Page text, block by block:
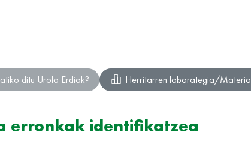
ditu Urola Erdiak? Herritarren laborategia/
erronkak identifikatzea